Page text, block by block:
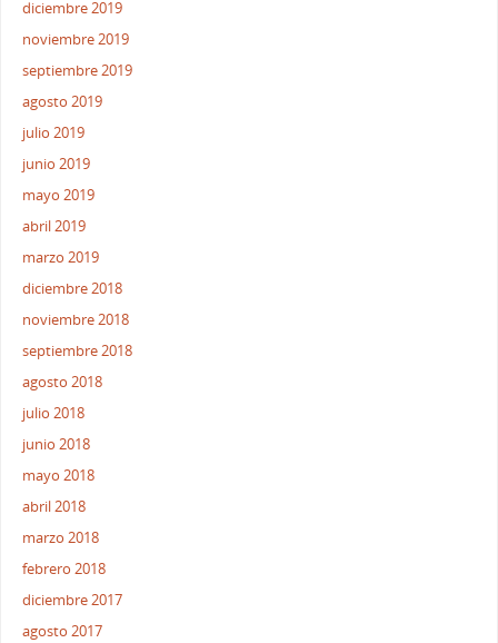
diciembre 2019
noviembre 2019
septiembre 2019
agosto 2019
julio 2019
junio 2019
mayo 2019
abril 2019
marzo 2019
diciembre 2018
noviembre 2018
septiembre 2018
agosto 2018
julio 2018
junio 2018
mayo 2018
abril 2018
marzo 2018
febrero 2018
diciembre 2017
agosto 2017